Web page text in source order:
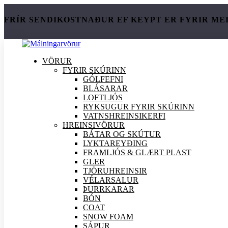
FRÍR SENDIKOSTNAÐUR EF KEYPT ER FYRIR
VÖRUR
FYRIR SKÚRINN
GÓLFEFNI
BLÁSARAR
LOFTLJÓS
RYKSUGUR FYRIR SKÚRINN
VATNSHREINSIKERFI
HREINSIVÖRUR
BÁTAR OG SKÚTUR
LYKTAREYÐING
FRAMLJÓS & GLÆRT PLAST
GLER
TJÖRUHREINSIR
VÉLARSALUR
ÞURRKARAR
BÓN
COAT
SNOW FOAM
SÁPUR